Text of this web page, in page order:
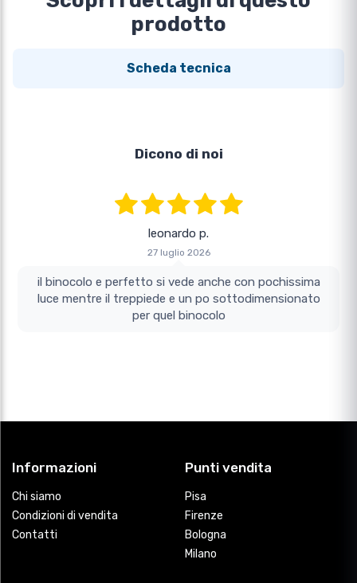
prodotto
Scheda tecnica
Dicono di noi
leonardo p.
27 luglio 2026
il binocolo e perfetto si vede anche con pochissima
luce mentre il treppiede e un po sottodimensionato
per quel binocolo
Informazioni
Chi siamo
Condizioni di vendita
Contatti
Punti vendita
Pisa
Firenze
Bologna
Milano